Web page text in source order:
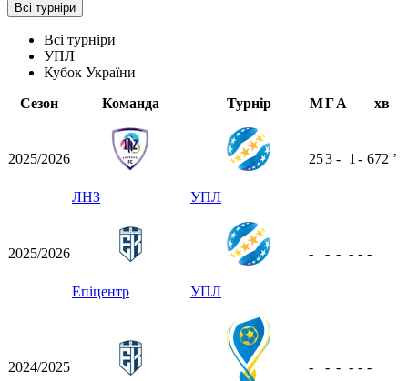
Всі турніри
Всі турніри
УПЛ
Кубок України
Сезон
Команда Турнір МГА хв
2025/2026
ЛНЗ УПЛ
253 - 1 - 672 ʼ
2025/2026
Епіцентр УПЛ
- - - - - -
2024/2025 - - - - - -